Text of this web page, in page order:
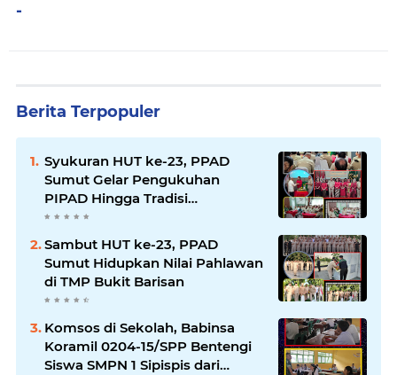
-
Berita Terpopuler
Syukuran HUT ke-23, PPAD
Sumut Gelar Pengukuhan
PIPAD Hingga Tradisi
Kekeluargaan
Sambut HUT ke-23, PPAD
Sumut Hidupkan Nilai Pahlawan
di TMP Bukit Barisan
Komsos di Sekolah, Babinsa
Koramil 0204-15/SPP Bentengi
Siswa SMPN 1 Sipispis dari